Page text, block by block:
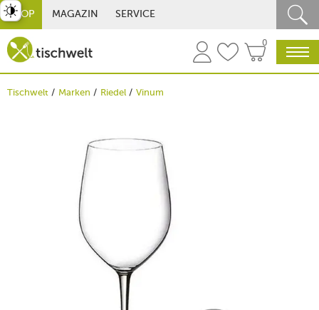
SHOP MAGAZIN SERVICE
0
Tischwelt Marken Riedel Vinum
umschalten